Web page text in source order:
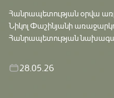
Հանրապետության օրվա
Նիկոլ Փաշինյանի
Հանրապետության
28.05.26